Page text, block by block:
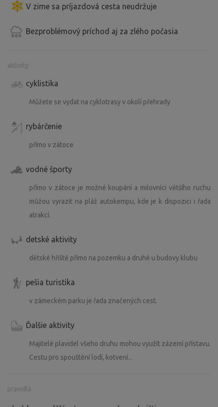
V zime sa príjazdová cesta neudržuje
Bezproblémový príchod aj za zlého počasia
aktivity
cyklistika
Můžete se vydat na cyklotrasy v okolí přehrady
rybárčenie
přímo v zátoce
vodné športy
přímo v zátoce je možné koupání a milovníci většího ruchu
můžou vyrazit na pláž autokempu, kde je k dispozici i řada
atrakcí.
detské aktivity
dětské hřiště přímo na pozemku a druhé u budovy klubu
pešia turistika
v zámeckém parku je řada značených cest.
Ďalšie aktivity
Majitelé plavidel všeho druhu mohou využít zázemí přístavu.
Cestu pro spouštění lodí, kotvení...
pravidlá